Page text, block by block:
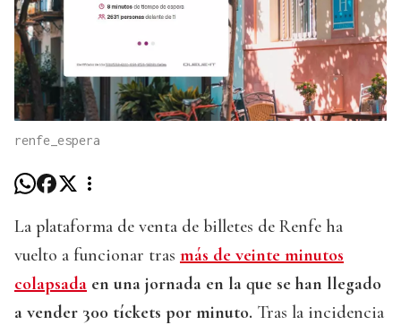
renfe_espera
La plataforma de venta de billetes de Renfe ha
vuelto a funcionar tras más de veinte minutos
colapsada en una jornada en la que se han llegado
a vender 300 tíckets por minuto. Tras la incidencia